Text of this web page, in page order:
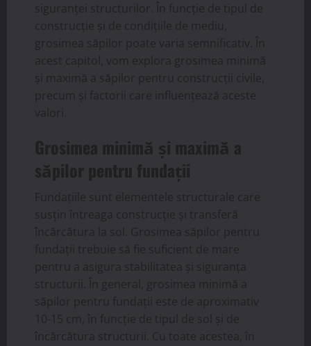
siguranței structurilor. În funcție de tipul de
construcție și de condițiile de mediu,
grosimea săpilor poate varia semnificativ. În
acest capitol, vom explora grosimea minimă
și maximă a săpilor pentru construcții civile,
precum și factorii care influențează aceste
valori.
Grosimea minimă și maximă a
săpilor pentru fundații
Fundațiile sunt elementele structurale care
susțin întreaga construcție și transferă
încărcătura la sol. Grosimea săpilor pentru
fundații trebuie să fie suficient de mare
pentru a asigura stabilitatea și siguranța
structurii. În general, grosimea minimă a
săpilor pentru fundații este de aproximativ
10-15 cm, în funcție de tipul de sol și de
încărcătura structurii. Cu toate acestea, în